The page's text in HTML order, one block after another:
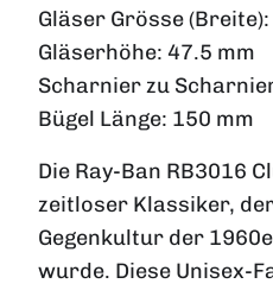
Gläser Grösse (Breite):
Gläserhöhe: 47.5 mm
Scharnier zu
Bügel Länge: 150 mm
Die Ray-Ban RB3016
zeitloser Klassiker,
Gegenkultur der
wurde. Diese Unisex-